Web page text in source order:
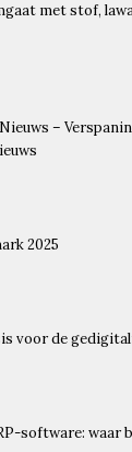
met stof,
–
2025
voor de
software: waar